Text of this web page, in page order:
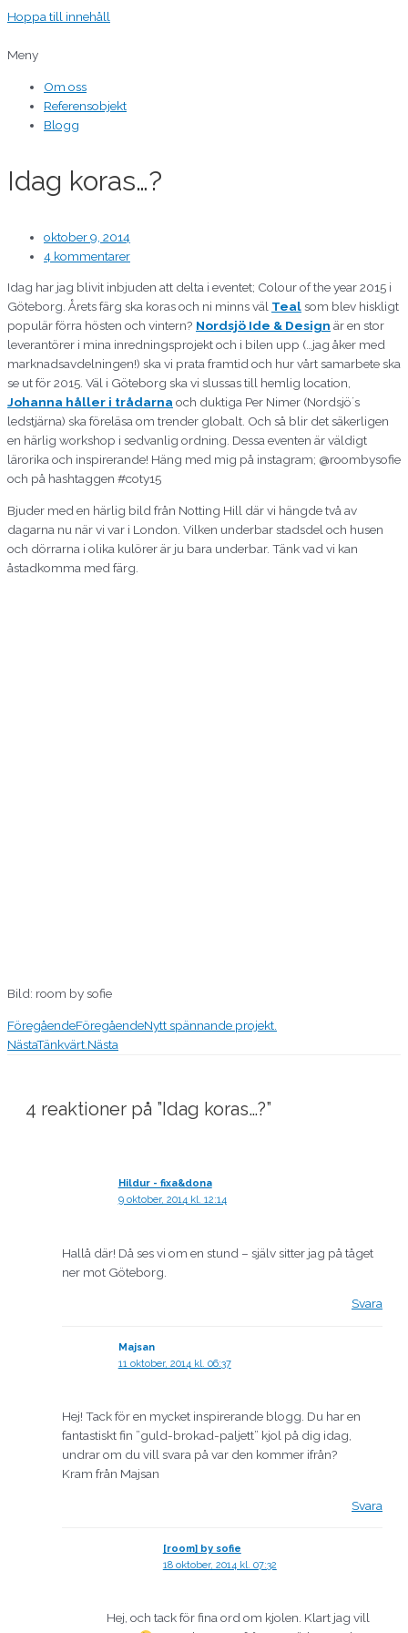
Hoppa till innehåll
Meny
Om oss
Referensobjekt
Blogg
Idag koras…?
oktober 9, 2014
4 kommentarer
Idag har jag blivit inbjuden att delta i eventet; Colour of the year 2015 i
Göteborg. Årets färg ska koras och ni minns väl Tealsom blev hiskligt
populär förra hösten och vintern? Nordsjö Ide & Design är en stor
leverantörer i mina inredningsprojekt och i bilen upp (…jag åker med
marknadsavdelningen!) ska vi prata framtid och hur vårt samarbete ska
se ut för 2015. Väl i Göteborg ska vi slussas till hemlig location,
Johanna håller i trådarna och duktiga Per Nimer (Nordsjö´s
ledstjärna) ska föreläsa om trender globalt. Och så blir det säkerligen
en härlig workshop i sedvanlig ordning. Dessa eventen är väldigt
lärorika och inspirerande! Häng med mig på instagram; @roombysofie
och på hashtaggen #coty15
Bjuder med en härlig bild från Notting Hill där vi hängde två av
dagarna nu när vi var i London. Vilken underbar stadsdel och husen
och dörrarna i olika kulörer är ju bara underbar. Tänk vad vi kan
åstadkomma med färg.
Bild: room by sofie
FöregåendeFöregåendeNytt spännande projekt.
NästaTänkvärt. Nästa
4 reaktioner på ”Idag koras…?”
Hildur - fixa&dona
9 oktober, 2014 kl. 12:14
Hallå där! Då ses vi om en stund – själv sitter jag på tåget
ner mot Göteborg.
Svara
Majsan
11 oktober, 2014 kl. 06:37
Hej! Tack för en mycket inspirerande blogg. Du har en
fantastiskt fin ”guld-brokad-paljett” kjol på dig idag,
undrar om du vill svara på var den kommer ifrån?
Kram från Majsan
Svara
[room] by sofie
18 oktober, 2014 kl. 07:32
Hej, och tack för fina ord om kjolen. Klart jag vill